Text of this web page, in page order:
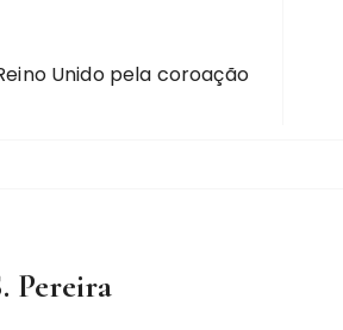
Unido pela coroação
Pereira